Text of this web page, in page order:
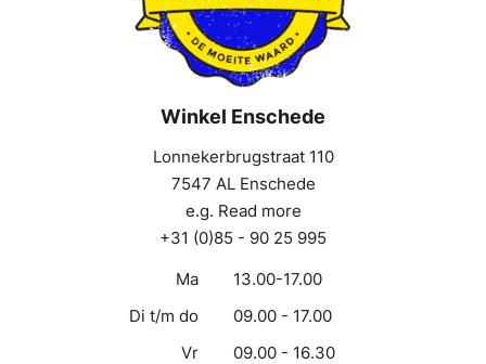
Winkel Enschede
Lonnekerbrugstraat 110
7547 AL Enschede
e.g. Read more
+31 (0)85 - 90 25 995
Ma
13.00-17.00
Di t/m do
09.00 - 17.00
Vr
09.00 - 16.30